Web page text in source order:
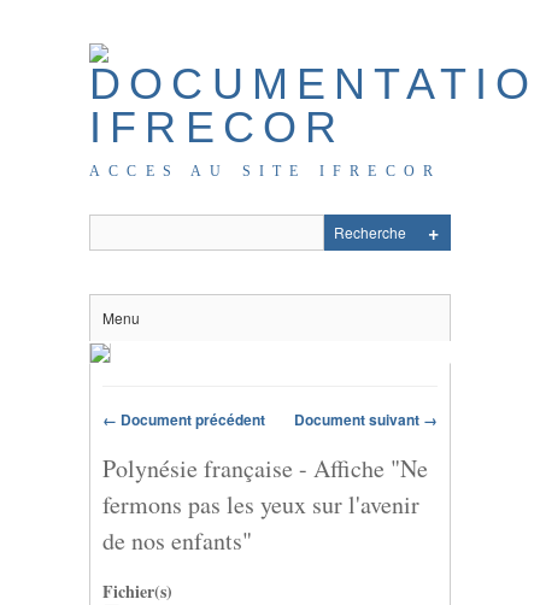
ACCES AU SITE IFRECOR
Menu
← Document précédent Document suivant →
Polynésie française - Affiche "Ne
fermons pas les yeux sur l'avenir
de nos enfants"
Fichier(s)